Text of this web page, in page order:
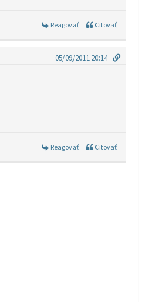
Reagovať Citovať
05/09/2011 20:14
Reagovať Citovať